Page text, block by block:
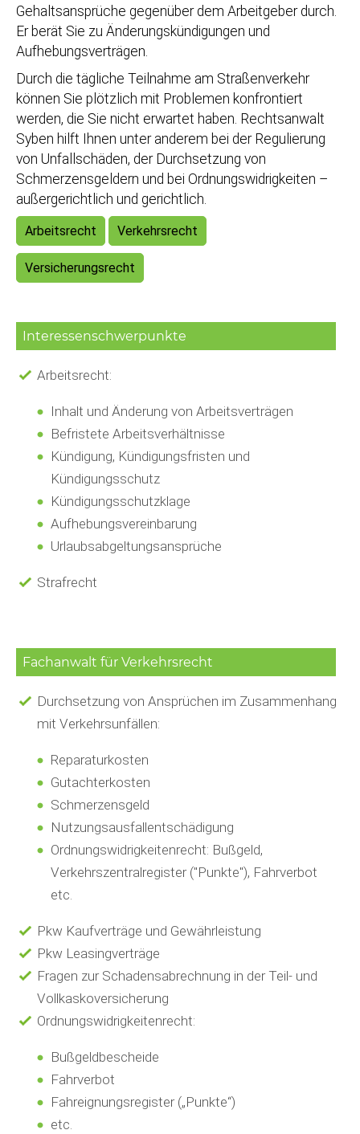
Gehaltsansprüche gegenüber dem Arbeitgeber durch.
Er berät Sie zu Änderungskündigungen und
Aufhebungsverträgen.
Durch die tägliche Teilnahme am Straßenverkehr
können Sie plötzlich mit Problemen konfrontiert
werden, die Sie nicht erwartet haben. Rechtsanwalt
Syben hilft Ihnen unter anderem bei der Regulierung
von Unfallschäden, der Durchsetzung von
Schmerzensgeldern und bei Ordnungswidrigkeiten –
außergerichtlich und gerichtlich.
Arbeitsrecht Verkehrsrecht
Versicherungsrecht
Interessenschwerpunkte
Arbeitsrecht:
Inhalt und Änderung von Arbeitsverträgen
Befristete Arbeitsverhältnisse
Kündigung, Kündigungsfristen und
Kündigungsschutz
Kündigungsschutzklage
Aufhebungsvereinbarung
Urlaubsabgeltungsansprüche
Strafrecht
Fachanwalt für Verkehrsrecht
Durchsetzung von Ansprüchen im Zusammenhang
mit Verkehrsunfällen:
Reparaturkosten
Gutachterkosten
Schmerzensgeld
Nutzungsausfallentschädigung
Ordnungswidrigkeitenrecht: Bußgeld,
Verkehrszentralregister ("Punkte"), Fahrverbot
etc.
Pkw Kaufverträge und Gewährleistung
Pkw Leasingverträge
Fragen zur Schadensabrechnung in der Teil- und
Vollkaskoversicherung
Ordnungswidrigkeitenrecht:
Bußgeldbescheide
Fahrverbot
Fahreignungsregister („Punkte“)
etc.